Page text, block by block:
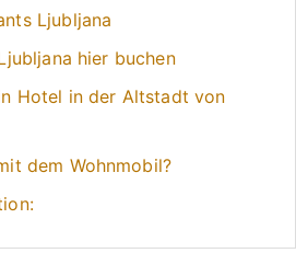
Ljubljana
hier buchen
Hotel in der Altstadt von
dem Wohnmobil?